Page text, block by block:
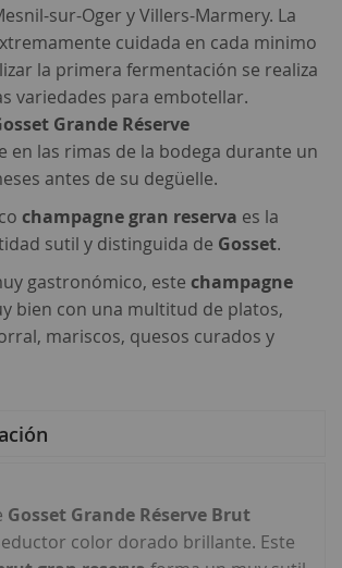
sur-Oger y Villers-Marmery. La
cuidada en cada minimo
la primera fermentación se realiza
variedades para embotellar.
Grande Réserve
en las rimas de la bodega durante un
antes de su degüelle.
champagne gran reserva es la
sutil y distinguida de Gosset.
gastronómico, este champagne
bien con una multitud de platos,
mariscos, quesos curados y
Gosset Grande Réserve Brut
color dorado brillante. Este